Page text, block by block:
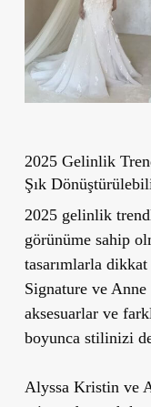
2025 Gelinlik
Şık Dö
2025 gelinlik
görünüme sahip
tasarımlarla
Signature ve
aksesuarlar ve
boyunca stilinizi
Alyssa Kristin ve